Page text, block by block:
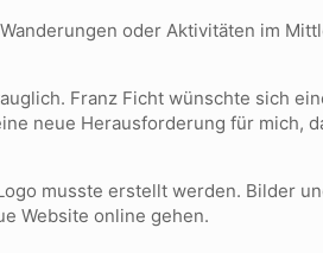
oder Aktivitäten im
Franz Ficht wünschte sich
neue Herausforderung für mich,
musste erstellt werden. Bilder
Website online gehen.